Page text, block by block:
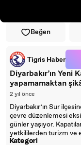
Beğen
Tigris Haber
Diyarbakır’ın Yeni
yapamamaktan
2 yıl önce
Diyarbakır’ın Sur
çevre düzenlemesi
günler yaşıyor.
yetkililerden turizm ve
Kategori